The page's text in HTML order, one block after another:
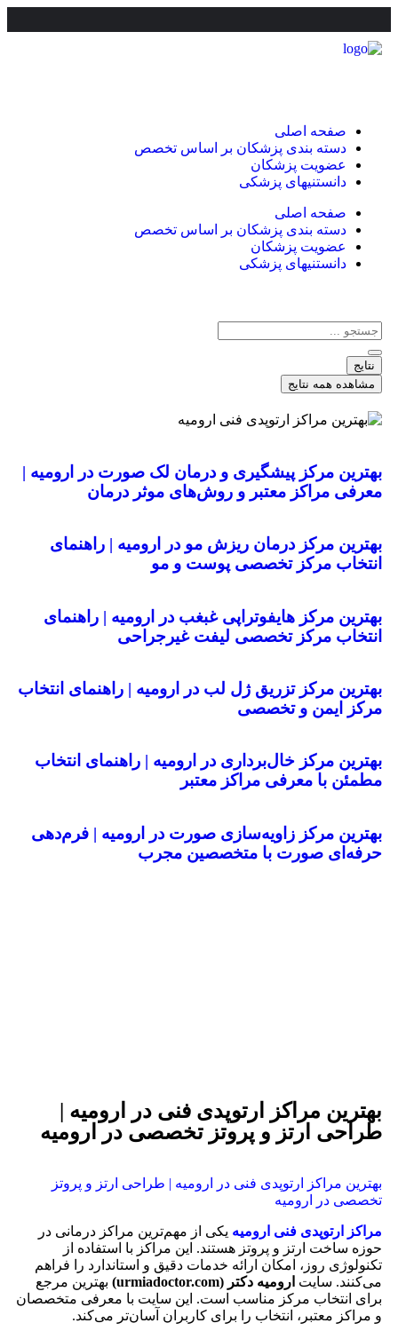
صفحه اصلی
دسته بندی پزشکان بر اساس تخصص
عضویت پزشکان
دانستنیهای پزشکی
صفحه اصلی
دسته بندی پزشکان بر اساس تخصص
عضویت پزشکان
دانستنیهای پزشکی
نتایج
مشاهده همه نتایج
بهترین مرکز پیشگیری و درمان لک صورت در ارومیه |
معرفی مراکز معتبر و روش‌های موثر درمان
بهترین مرکز درمان ریزش مو در ارومیه | راهنمای
انتخاب مرکز تخصصی پوست و مو
بهترین مرکز هایفوتراپی غبغب در ارومیه | راهنمای
انتخاب مرکز تخصصی لیفت غیرجراحی
بهترین مرکز تزریق ژل لب در ارومیه | راهنمای انتخاب
مرکز ایمن و تخصصی
بهترین مرکز خال‌برداری در ارومیه | راهنمای انتخاب
مطمئن با معرفی مراکز معتبر
بهترین مرکز زاویه‌سازی صورت در ارومیه | فرم‌دهی
حرفه‌ای صورت با متخصصین مجرب
بهترین مراکز ارتوپدی فنی در ارومیه |
طراحی ارتز و پروتز تخصصی در ارومیه
بهترین مراکز ارتوپدی فنی در ارومیه | طراحی ارتز و پروتز
تخصصی در ارومیه
مراکز ارتوپدی فنی ارومیهیکی از مهم‌ترین مراکز درمانی در
حوزه ساخت ارتز و پروتز هستند. این مراکز با استفاده از
تکنولوژی روز، امکان ارائه خدمات دقیق و استاندارد را فراهم
می‌کنند. سایت ارومیه دکتر (urmiadoctor.com)
بهترین مرجع
برای انتخاب مرکز مناسب است. این سایت با معرفی متخصصان
و مراکز معتبر، انتخاب را برای کاربران آسان‌تر می‌کند.